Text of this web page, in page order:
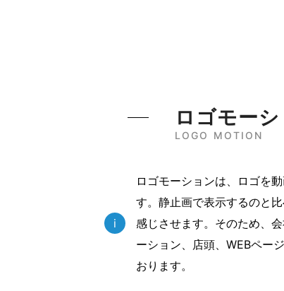
LOGO MOTION
ロゴモー
i
ロゴモーションは、ロゴを
す。静止画で表示するのと
感じさせます。そのため、
ーション、店頭、WEBペー
おります。